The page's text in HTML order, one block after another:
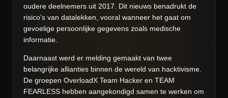
oudere deelnemers uit 2017. Dit nieuws benadrukt de
risico’s van datalekken, vooral wanneer het gaat om
gevoelige persoonlijke gegevens zoals medische
informatie.
Daarnaast werd er melding gemaakt van twee
belangrijke allianties binnen de wereld van hacktivisme.
De groepen OverloadX Team Hacker en TEAM
FEARLESS hebben aangekondigd samen te werken om